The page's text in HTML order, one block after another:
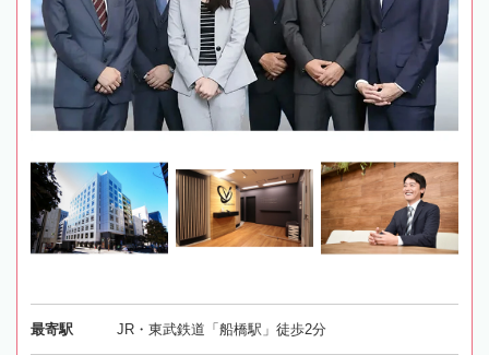
最寄駅 JR・東武鉄道「船橋駅」徒歩2分